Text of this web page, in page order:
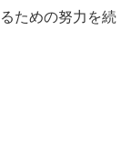
ための努力を続